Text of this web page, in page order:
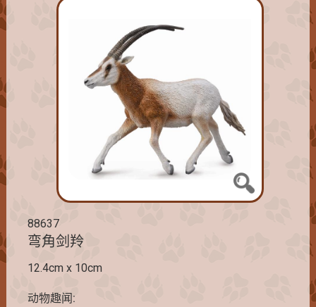
88637
弯角剑羚
12.4cm x 10cm
动物趣闻: